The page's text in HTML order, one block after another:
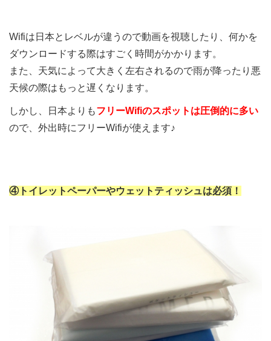
Wifiは日本とレベルが違うので動画を視聴したり、何かを
ダウンロードする際はすごく時間がかかります。
また、天気によって大きく左右されるので雨が降ったり悪
天候の際はもっと遅くなります。
しかし、日本よりもフリーWifiのスポットは圧倒的に多い
ので、外出時にフリーWifiが使えます♪
④トイレットペーパーやウェットティッシュは必須！